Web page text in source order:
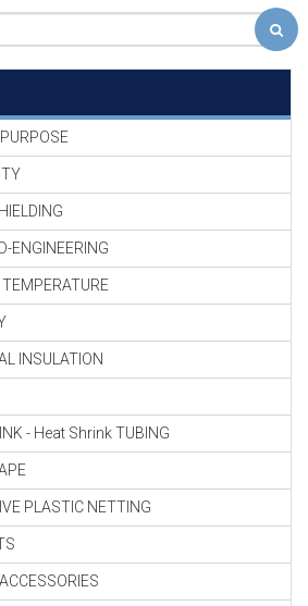
ENGINEERING
INSULATION
- Heat Shrink TUBING
PLASTIC NETTING